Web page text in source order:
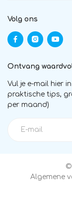
Volg ons
Ontvang
Vul je e-mail hier
praktische tips,
per maand)
©
Algemene